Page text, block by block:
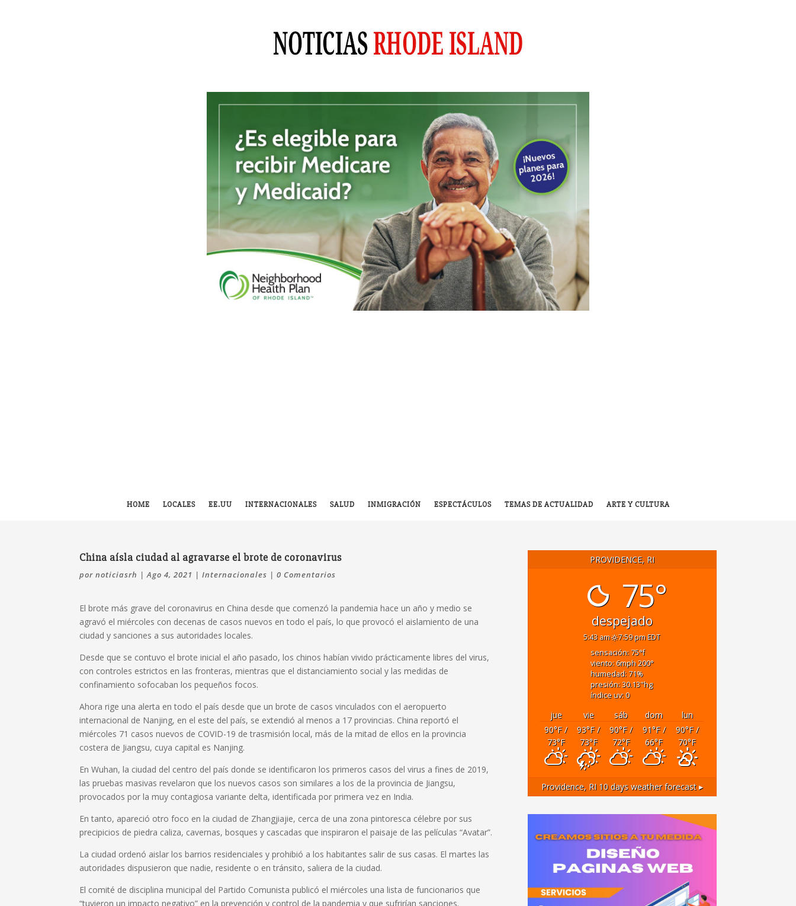
HOME LOCALES EE.UU INTERNACIONALES SALUD INMIGRACIÓN ESPECTÁCULOS TEMAS DE ACTUALIDAD ARTE Y CULTURA
China aísla ciudad al agravarse el brote de coronavirus
pornoticiasrh |Ago 4, 2021 |Internacionales |0 Comentarios
El brote más grave del coronavirus en China desde que comenzó la pandemia hace un año y medio se
agravó el miércoles con decenas de casos nuevos en todo el país, lo que provocó el aislamiento de una
ciudad y sanciones a sus autoridades locales.
Desde que se contuvo el brote inicial el año pasado, los chinos habían vivido prácticamente libres del virus,
con controles estrictos en las fronteras, mientras que el distanciamiento social y las medidas de
confinamiento sofocaban los pequeños focos.
Ahora rige una alerta en todo el país desde que un brote de casos vinculados con el aeropuerto
internacional de Nanjing, en el este del país, se extendió al menos a 17 provincias. China reportó el
miércoles 71 casos nuevos de COVID-19 de trasmisión local, más de la mitad de ellos en la provincia
costera de Jiangsu, cuya capital es Nanjing.
En Wuhan, la ciudad del centro del país donde se identificaron los primeros casos del virus a fines de 2019,
las pruebas masivas revelaron que los nuevos casos son similares a los de la provincia de Jiangsu,
provocados por la muy contagiosa variante delta, identificada por primera vez en India.
En tanto, apareció otro foco en la ciudad de Zhangjiajie, cerca de una zona pintoresca célebre por sus
precipicios de piedra caliza, cavernas, bosques y cascadas que inspiraron el paisaje de las películas “Avatar”.
La ciudad ordenó aislar los barrios residenciales y prohibió a los habitantes salir de sus casas. El martes las
autoridades dispusieron que nadie, residente o en tránsito, saliera de la ciudad.
El comité de disciplina municipal del Partido Comunista publicó el miércoles una lista de funcionarios que
“tuvieron un impacto negativo” en la prevención y control de la pandemia y que sufrirían sanciones.
PROVIDENCE, RI
75°
despejado
5:43 am 7:59 pm EDT
sensación: 75°f
viento: 6mph200°
humedad: 71%
presión: 30.13"hg
índice uv: 0
jue vie sáb dom
lun
90°F/
73°F
93°F/
73°F
90°F/
72°F
91°F/
66°F
90°F/
70°F
Providence, RI10 days weather forecast ▸